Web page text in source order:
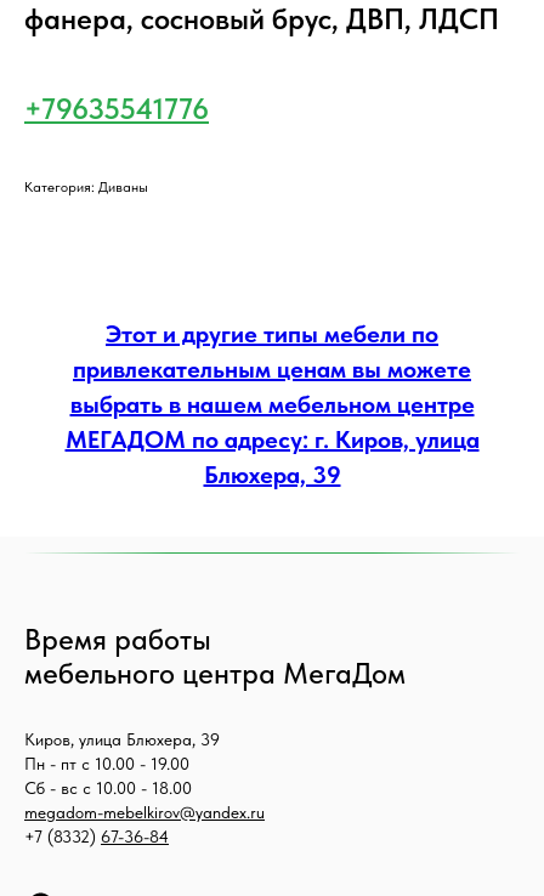
фанера, сосновый брус, ДВП, ЛДСП
+79635541776
Категория: Диваны
Этот и другие типы мебели по
привлекательным ценам вы можете
выбрать в нашем мебельном центре
МЕГАДОМ по адресу: г. Киров, улица
Блюхера, 39
Время работы
мебельного центра МегаДом
Киров, улица Блюхера, 39
Пн - пт с 10.00 - 19.00
Сб - вс с 10.00 - 18.00
megadom-mebelkirov@yandex.ru
+7 (8332) 67-36-84